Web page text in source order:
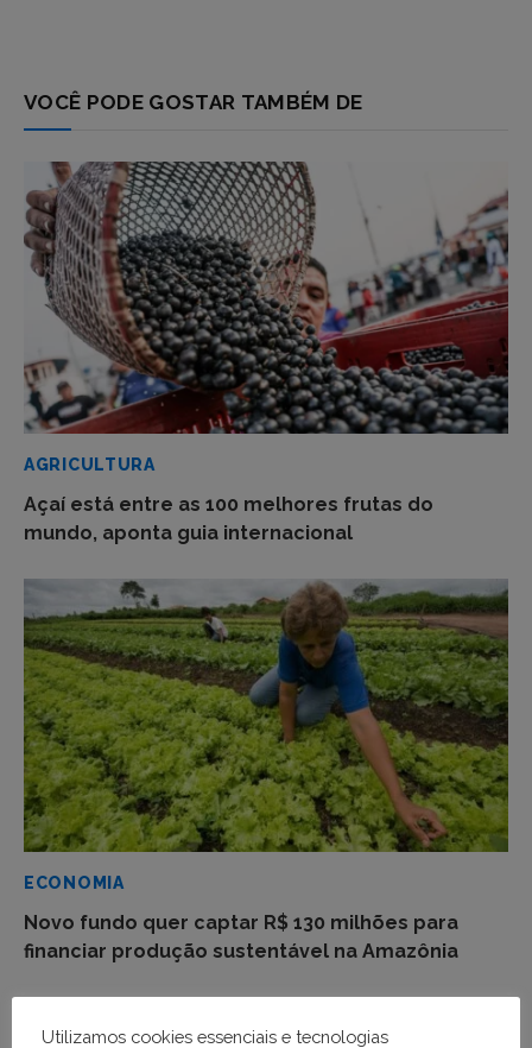
VOCÊ PODE GOSTAR TAMBÉM DE
AGRICULTURA
Açaí está entre as 100 melhores frutas do
mundo, aponta guia internacional
ECONOMIA
Novo fundo quer captar R$ 130 milhões para
financiar produção sustentável na Amazônia
Utilizamos cookies essenciais e tecnologias